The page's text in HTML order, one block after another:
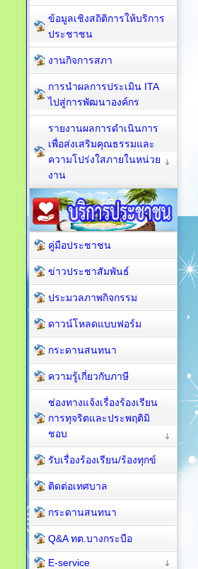
ข้อมูลเชิงสถิติการให้บริการ
ประชาชน
งานกิจการสภา
การนำผลการประเมิน ITA
ไปสู่การพัฒนาองค์กร
รายงานผลการดำเนินการ
เพื่อส่งเสริมคุณธรรมและ
ความโปร่งใสภายในหน่วย
งาน
คู่มือประชาชน
ข่าวประชาสัมพันธ์
ประมวลภาพกิจกรรม
ดาวน์โหลดแบบฟอร์ม
กระดานสนทนา
ความรู้เกี่ยวกับภาษี
ช่องทางแจ้งเรื่องร้องเรียน
การทุจริตและประพฤติมิ
ชอบ
รับเรื่องร้องเรียน/ร้องทุกข์
ติดต่อเทศบาล
กระดานสนทนา
Q&A ทต.บางกระบือ
E-service